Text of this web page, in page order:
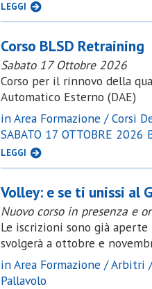
LEGGI
Corso BLSD Retraining
Sabato 17 Ottobre 2026
Corso per il rinnovo della
Automatico Esterno (DAE)
in Area Formazione / Corsi
SABATO 17 OTTOBRE 2026
LEGGI
Volley: e se ti unissi al
Nuovo corso in presenza e
Le iscrizioni sono già
svolgerà a ottobre e
in Area Formazione /
Pallavolo